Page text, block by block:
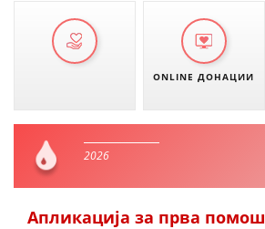
ONLINE ДОНАЦИИ
2026
Апликација за прва помош